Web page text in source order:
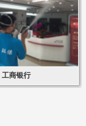
工商银行